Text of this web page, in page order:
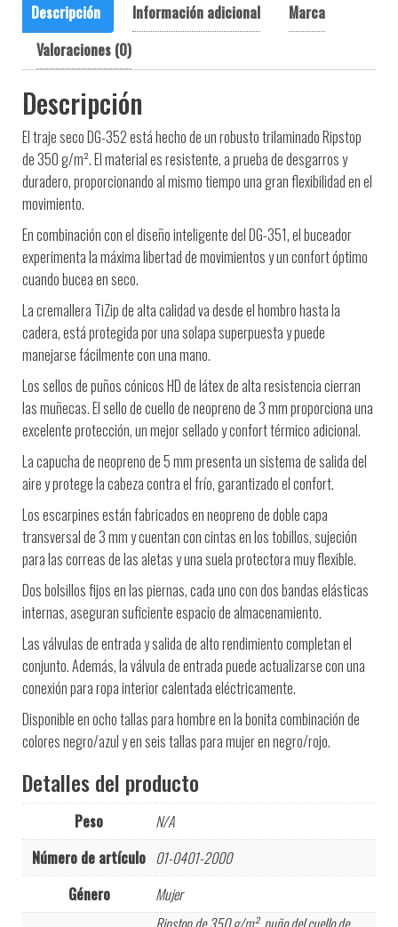
Descripción Información adicional
Marca
Valoraciones (0)
Descripción
El traje seco DG-352 está hecho de un robusto trilaminado Ripstop
de 350 g/m². El material es resistente, a prueba de desgarros y
duradero, proporcionando al mismo tiempo una gran flexibilidad en el
movimiento.
En combinación con el diseño inteligente del DG-351, el buceador
experimenta la máxima libertad de movimientos y un confort óptimo
cuando bucea en seco.
La cremallera TiZip de alta calidad va desde el hombro hasta la
cadera, está protegida por una solapa superpuesta y puede
manejarse fácilmente con una mano.
Los sellos de puños cónicos HD de látex de alta resistencia cierran
las muñecas. El sello de cuello de neopreno de 3 mm proporciona una
excelente protección, un mejor sellado y confort térmico adicional.
La capucha de neopreno de 5 mm presenta un sistema de salida del
aire y protege la cabeza contra el frío, garantizado el confort.
Los escarpines están fabricados en neopreno de doble capa
transversal de 3 mm y cuentan con cintas en los tobillos, sujeción
para las correas de las aletas y una suela protectora muy flexible.
Dos bolsillos fijos en las piernas, cada uno con dos bandas elásticas
internas, aseguran suficiente espacio de almacenamiento.
Las válvulas de entrada y salida de alto rendimiento completan el
conjunto. Además, la válvula de entrada puede actualizarse con una
conexión para ropa interior calentada eléctricamente.
Disponible en ocho tallas para hombre en la bonita combinación de
colores negro/azul y en seis tallas para mujer en negro/rojo.
Detalles del producto
Peso
N/A
Número de artículo 01-0401-2000
Género
Mujer